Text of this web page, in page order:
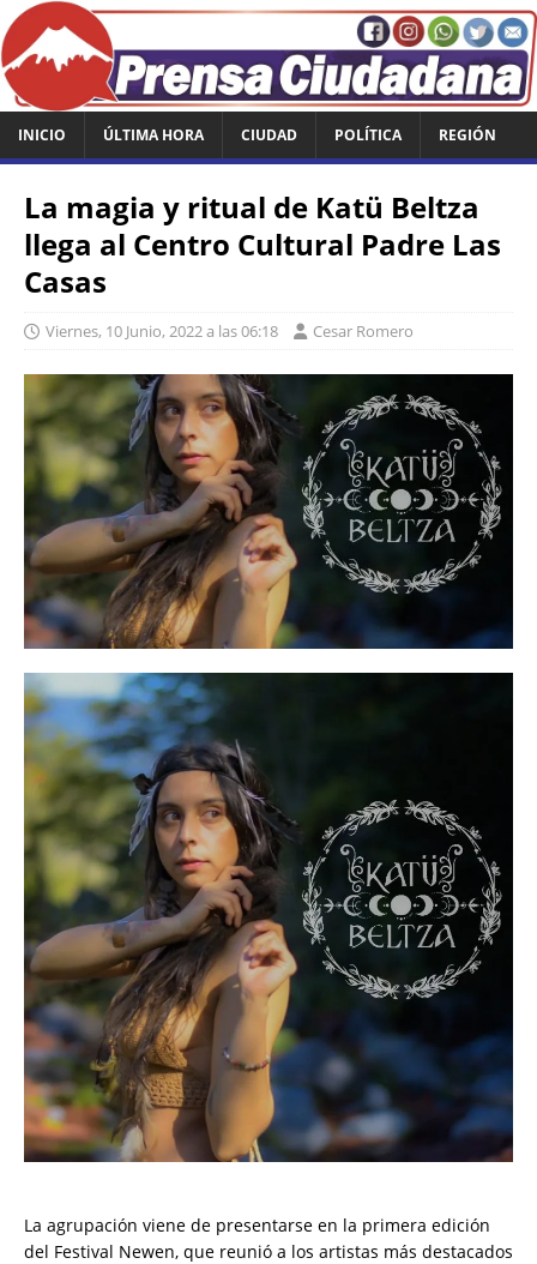
INICIO ÚLTIMA HORA CIUDAD POLÍTICA REGIÓN
La magia y ritual de Katü Beltza
llega al Centro Cultural Padre Las
Casas
Viernes, 10 Junio, 2022 a las 06:18 Cesar Romero
La agrupación viene de presentarse en la primera edición
del Festival Newen, que reunió a los artistas más destacados